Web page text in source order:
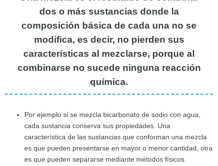
dos o más sustancias donde la
composición básica de cada una no se
modifica, es decir, no pierden sus
características al mezclarse, porque al
combinarse no sucede ninguna reacción
química.
Por ejemplo si se mezcla bicarbonato de sodio con agua,
cada sustancia conserva sus propiedades. Una
característica de las sustancias que conforman una mezcla
es que pueden presentarse en mayor o menor cantidad, otra
es que pueden separarse mediante métodos físicos.